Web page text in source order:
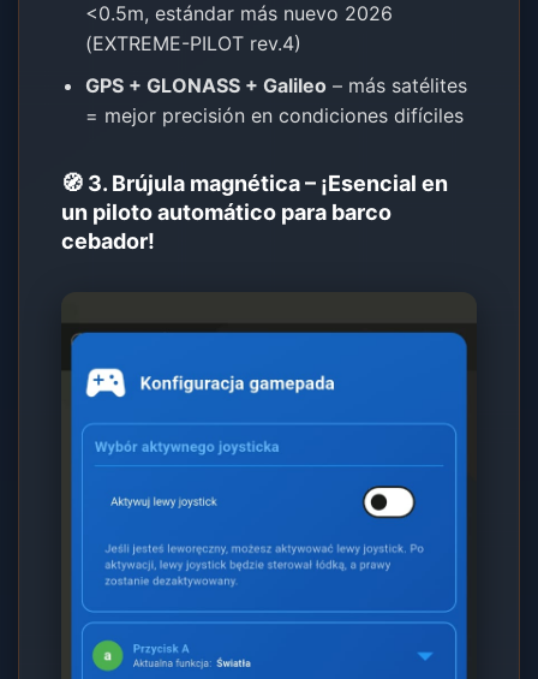
<0.5m, estándar más nuevo 2026
(EXTREME-PILOT rev.4)
GPS + GLONASS + Galileo – más satélites
= mejor precisión en condiciones difíciles
🧭 3. Brújula magnética – ¡Esencial en
un piloto automático para barco
cebador!